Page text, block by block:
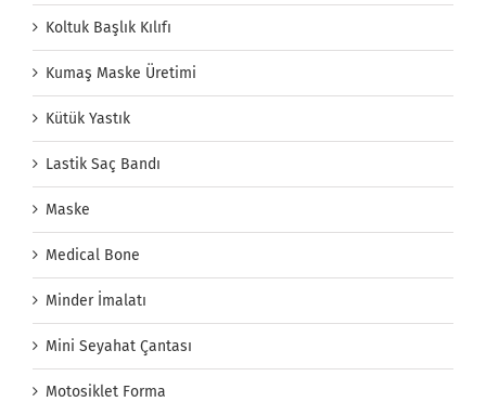
Koltuk Başlık Kılıfı
Kumaş Maske Üretimi
Kütük Yastık
Lastik Saç Bandı
Maske
Medical Bone
Minder İmalatı
Mini Seyahat Çantası
Motosiklet Forma